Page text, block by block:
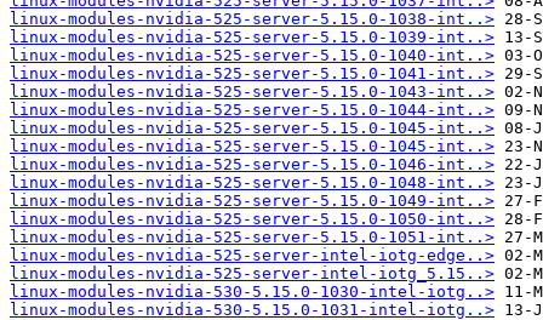
linux-modules-nvidia-525-server-5.15.0-1038-int..>
linux-modules-nvidia-525-server-5.15.0-1039-int..>
linux-modules-nvidia-525-server-5.15.0-1040-int..>
linux-modules-nvidia-525-server-5.15.0-1041-int..>
linux-modules-nvidia-525-server-5.15.0-1043-int..>
linux-modules-nvidia-525-server-5.15.0-1044-int..>
linux-modules-nvidia-525-server-5.15.0-1045-int..>
linux-modules-nvidia-525-server-5.15.0-1045-int..>
linux-modules-nvidia-525-server-5.15.0-1046-int..>
linux-modules-nvidia-525-server-5.15.0-1048-int..>
linux-modules-nvidia-525-server-5.15.0-1049-int..>
linux-modules-nvidia-525-server-5.15.0-1050-int..>
linux-modules-nvidia-525-server-5.15.0-1051-int..>
linux-modules-nvidia-525-server-intel-iotg-edge..>
linux-modules-nvidia-525-server-intel-iotg_5.15..>
linux-modules-nvidia-530-5.15.0-1030-intel-iotg..>
linux-modules-nvidia-530-5.15.0-1031-intel-iotg..>